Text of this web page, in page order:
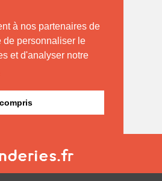
à nos partenaires de
de personnaliser le
et d'analyser notre